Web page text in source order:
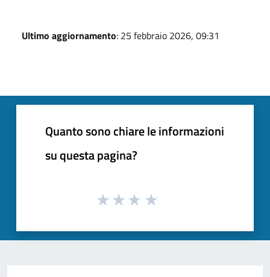
Ultimo aggiornamento: 25 febbraio 2026, 09:31
Quanto sono chiare le informazioni
su questa pagina?